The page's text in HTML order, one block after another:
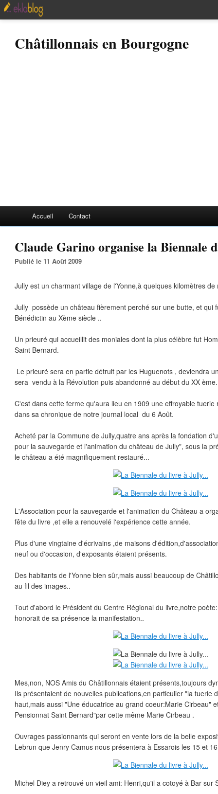
Châtillonnais en Bourgogne
Accueil Contact
Claude Garino organise la Biennale
Publié le 11 Août 2009
Jully est un charmant village de l'Yonne,à quelques kilomètres
Jully possède un château fièrement perché sur une butte, et qui
Bénédictin au Xème siècle ..
Un prieuré qui accueillit des moniales dont la plus célèbre fut
Saint Bernard.
Le prieuré sera en partie détruit par les Huguenots , deviendra
sera vendu à la Révolution puis abandonné au début du XX ème.
C'est dans cette ferme qu'aura lieu en 1909 une effroyable
dans sa chronique de notre journal local du 6 Août.
Acheté par la Commune de Jully,quatre ans après la fondation
pour la sauvegarde et l'animation du château de Jully", sous la
le château a été magnifiquement restauré...
L'Association pour la sauvegarde et l'animation du Château a
fête du livre ,et elle a renouvelé l'expérience cette année.
Plus d'une vingtaine d'écrivains ,de maisons
neuf ou d'occasion, d'exposants étaient présents.
Des habitants de l'Yonne bien sûr,mais aussi beaucoup de
au fil des images..
Tout d'abord le Président du Centre Régional du livre,notre
honorait de sa présence la manifestation..
Mes,non, NOS Amis du Châtillonnais étaient présents,toujours
Ils présentaient de nouvelles publications,en particulier "la tuerie
haut,mais aussi "Une éducatrice au grand coeur:Marie Cirbeau"
Pensionnat Saint Bernard"par cette même Marie Cirbeau .
Ouvrages passionnants qui seront en vente lors de la belle
Lebrun que Jenry Camus nous présentera à Essarois les 15 et
Michel Diey a retrouvé un vieil ami: Henri,qu'il a cotoyé à Bar sur